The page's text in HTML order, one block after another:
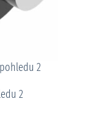
2
2